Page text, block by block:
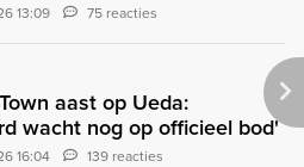
13:09 75 reacties
aast op Ueda:
wacht nog op officieel bod'
16:04 139 reacties